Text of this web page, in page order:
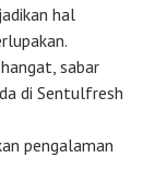
hal
sabar
di Sentulfresh
pengalaman